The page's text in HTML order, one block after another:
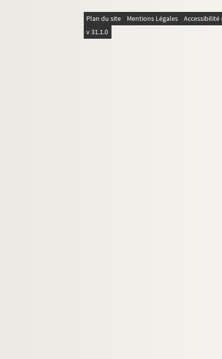
Ms. Piroux 128. Xirocourt
Ms. Piroux 129. Divers
Plan du site Mentions Légales
v 31.1.0